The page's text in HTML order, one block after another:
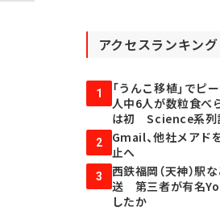
アクセスランキング
1
「うんこ移植」でピ
人中6人が数粒食
は初 Science系列
2
Gmail、他社メアド
止へ
3
西鉄福岡（天神）駅
送 第三者が有名
したか